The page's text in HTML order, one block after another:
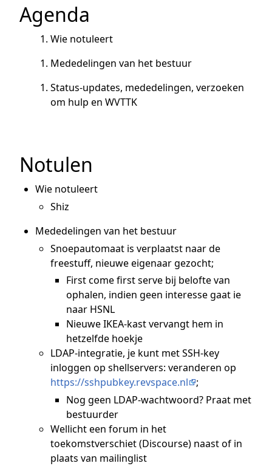
Agenda
Wie notuleert
Mededelingen van het bestuur
Status-updates, mededelingen, verzoeken
om hulp en WVTTK
Notulen
Wie notuleert
Shiz
Mededelingen van het bestuur
Snoepautomaat is verplaatst naar de
freestuff, nieuwe eigenaar gezocht;
First come first serve bij belofte van
ophalen, indien geen interesse gaat ie
naar HSNL
Nieuwe IKEA-kast vervangt hem in
hetzelfde hoekje
LDAP-integratie, je kunt met SSH-key
inloggen op shellservers: veranderen op
https://sshpubkey.revspace.nl
;
Nog geen LDAP-wachtwoord? Praat met
bestuurder
Wellicht een forum in het
toekomstverschiet (Discourse) naast of in
plaats van mailinglist